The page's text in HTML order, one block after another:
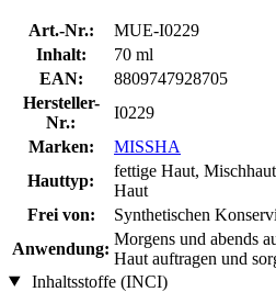
Art.-Nr.:
MUE-I0229
Inhalt:
70 ml
EAN:
8809747928705
Hersteller-
Nr.:
I0229
Marken:
MISSHA
Hauttyp:
fettige Haut,
Haut
Frei von:
Synthetischen
Anwendung:
Morgens und abends
Haut auftragen und
Inhaltsstoffe (INCI)